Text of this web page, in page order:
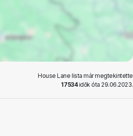
House Lane lista már megtekintette
17534idők óta 29.06.2023.